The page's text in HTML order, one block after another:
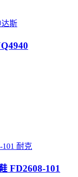
达斯
耐克
FD2608-101